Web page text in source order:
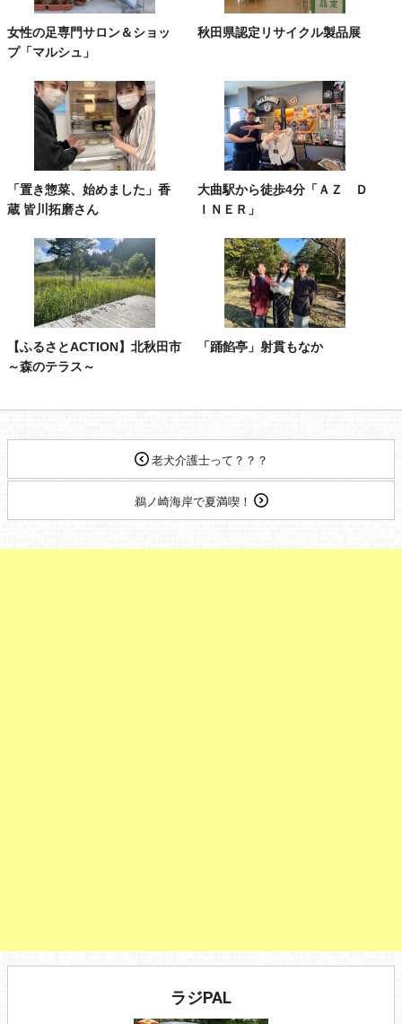
女性の足専門サロン＆ショッ
プ「マルシュ」
秋田県認定リサイクル製品展
「置き惣菜、始めました」香
蔵 皆川拓磨さん
大曲駅から徒歩4分「ＡＺ Ｄ
ＩＮＥＲ」
【ふるさとACTION】北秋田市
～森のテラス～
「踊餡亭」射貫もなか
老犬介護士って？？？
鵜ノ崎海岸で夏満喫！
ラジPAL